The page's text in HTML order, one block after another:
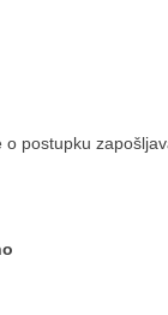
postupku